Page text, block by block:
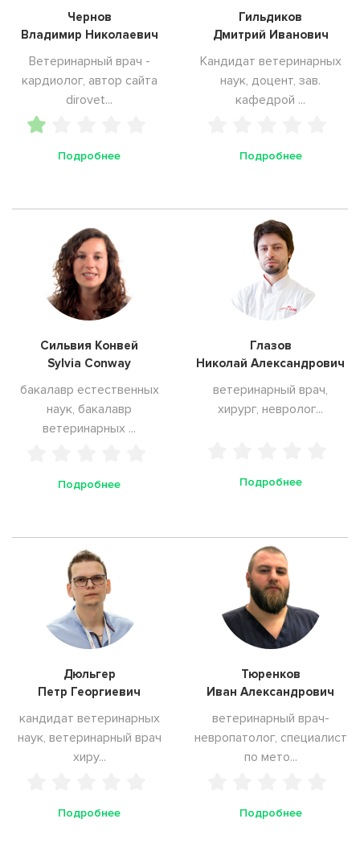
Чернов
Владимир Николаевич
Ветеринарный врач -
кардиолог, автор сайта
dirovet...
Подробнее
Гильдиков
Дмитрий Иванович
Кандидат ветеринарных
наук, доцент, зав.
кафедрой ...
Подробнее
Сильвия Конвей
Sylvia Conway
бакалавр естественных
наук, бакалавр
ветеринарных ...
Подробнее
Глазов
Николай Александрович
ветеринарный врач,
хирург, невролог...
Подробнее
Дюльгер
Петр Георгиевич
кандидат ветеринарных
наук, ветеринарный врач
хиру...
Подробнее
Тюренков
Иван Александрович
ветеринарный врач-
невропатолог, специалист
по мето...
Подробнее